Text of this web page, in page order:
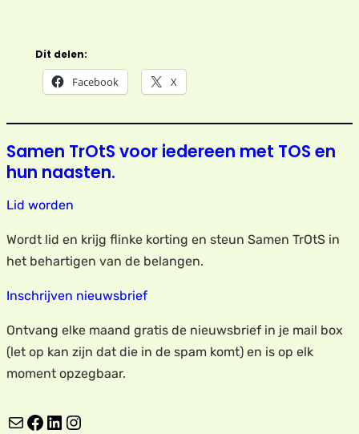
Dit delen:
Facebook X
Samen TrOtS voor iedereen met TOS en
hun naasten.
Lid worden
Wordt lid en krijg flinke korting en steun Samen TrOtS in
het behartigen van de belangen.
Inschrijven nieuwsbrief
Ontvang elke maand gratis de nieuwsbrief in je mail box
(let op kan zijn dat die in de spam komt) en is op elk
moment opzegbaar.
E-mail Facebook LinkedIn Instagram